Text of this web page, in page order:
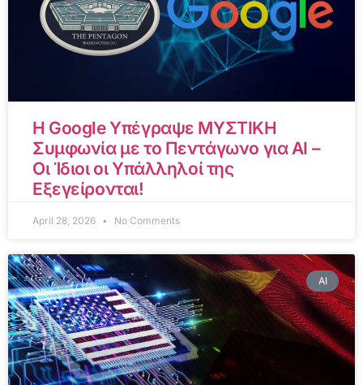
Η Google Υπέγραψε ΜΥΣΤΙΚΗ
Συμφωνία με το Πεντάγωνο για AI –
Οι Ίδιοι οι Υπάλληλοί της
Εξεγείρονται!
April 28, 2026 No Comments
AI